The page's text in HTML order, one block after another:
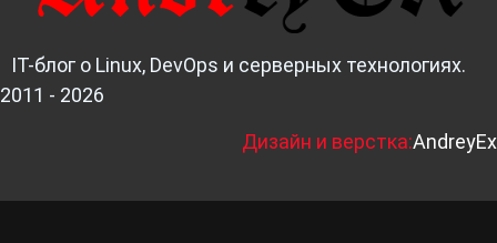
IT-блог о Linux, DevOps и серверных технологиях.
2011 - 2026
Дизайн и верстка:AndreyEx